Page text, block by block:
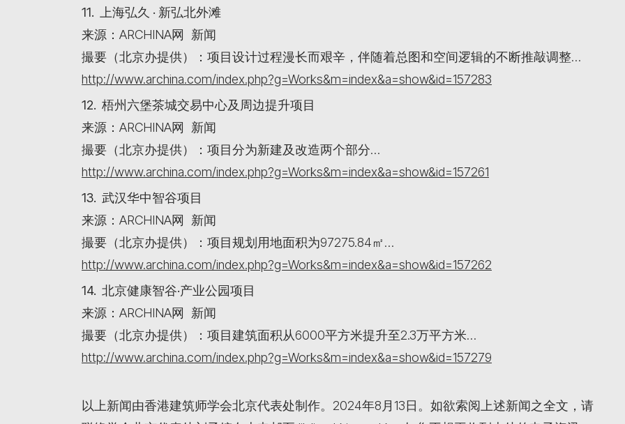
11. 上海弘久 · 新弘北外滩
来源：ARCHINA网 新闻
撮要（北京办提供）：项目设计过程漫长而艰辛，伴随着总图和空间逻辑的不断推敲调整…
http://www.archina.com/index.php?g=Works&m=index&a=show&id=157283
12. 梧州六堡茶城交易中心及周边提升项目
来源：ARCHINA网 新闻
撮要（北京办提供）：项目分为新建及改造两个部分…
http://www.archina.com/index.php?g=Works&m=index&a=show&id=157261
13. 武汉华中智谷项目
来源：ARCHINA网 新闻
撮要（北京办提供）：项目规划用地面积为97275.84㎡…
http://www.archina.com/index.php?g=Works&m=index&a=show&id=157262
14. 北京健康智谷·产业公园项目
来源：ARCHINA网 新闻
撮要（北京办提供）：项目建筑面积从6000平方米提升至2.3万平方米…
http://www.archina.com/index.php?g=Works&m=index&a=show&id=157279
以上新闻由香港建筑师学会北京代表处制作。2024年8月13日。如欲索阅上述新闻之全文，请